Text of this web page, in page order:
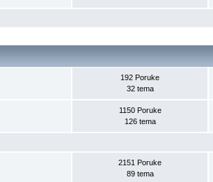
192 Poruke
32 tema
1150 Poruke
126 tema
2151 Poruke
89 tema